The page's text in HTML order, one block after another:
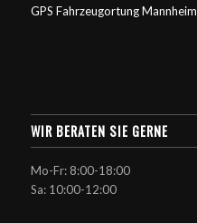
GPS Fahrzeugortung Mannheim
WIR BERATEN SIE GERNE
Mo-Fr: 8:00-18:00
Sa: 10:00-12:00